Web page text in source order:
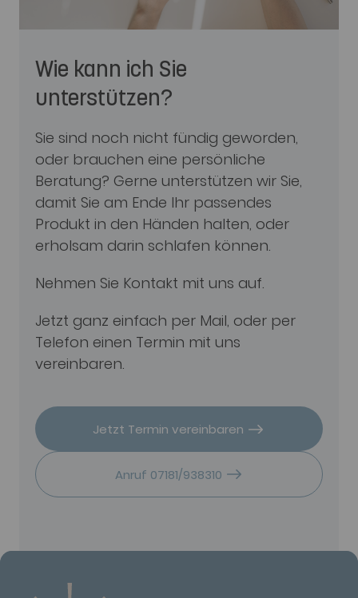
Wie kann ich Sie
unterstützen?
Sie sind noch nicht fündig geworden,
oder brauchen eine persönliche
Beratung? Gerne unterstützen wir Sie,
damit Sie am Ende Ihr passendes
Produkt in den Händen halten, oder
erholsam darin schlafen können.
Nehmen Sie Kontakt mit uns auf.
Jetzt ganz einfach per Mail, oder per
Telefon einen Termin mit uns
vereinbaren.
Jetzt Termin vereinbaren
Anruf 07181/938310